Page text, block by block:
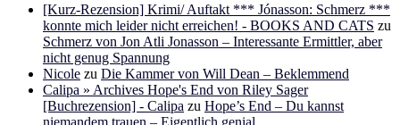
[Kurz-Rezension] Krimi/ Auftakt *** Jónasson: Schmerz ***
konnte mich leider nicht erreichen! - BOOKS AND CATS zu
Schmerz von Jon Atli Jonasson – Interessante Ermittler, aber
nicht genug Spannung
Nicole zu Die Kammer von Will Dean – Beklemmend
Calipa » Archives Hope's End von Riley Sager
[Buchrezension] - Calipa zu Hope’s End – Du kannst
niemandem trauen – Eigentlich genial